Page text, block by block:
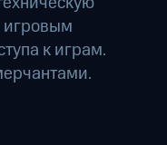
игровым
к играм.